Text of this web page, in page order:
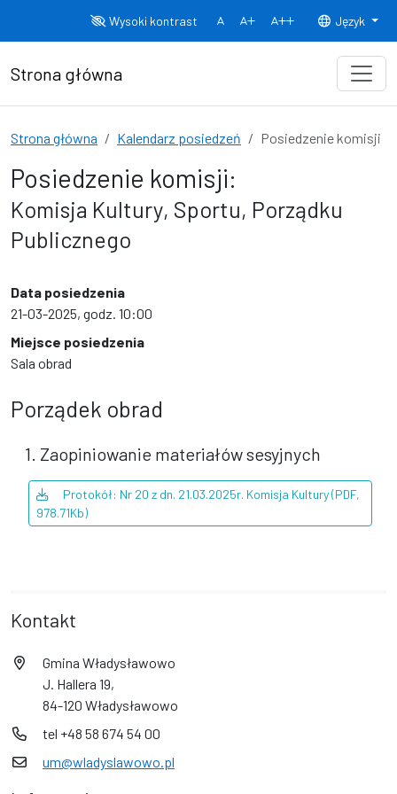
Wysoki kontrast
Normalny rozmiar czcionki
Rozmiar czcionki 150% Rozmiar
Język
Strona główna
Strona główna Kalendarz posiedzeń Posiedzenie komisji
Posiedzenie komisji:
Komisja Kultury, Sportu, Porządku
Publicznego
Data posiedzenia
21-03-2025, godz. 10:00
Miejsce posiedzenia
Sala obrad
Porządek obrad
1. Zaopiniowanie materiałów sesyjnych
Protokół: Nr 20 z dn. 21.03.2025r. Komisja Kultury (PDF,
978.71Kb)
Kontakt
Gmina Władysławowo
J. Hallera 19,
84-120 Władysławowo
tel +48 58 674 54 00
um@wladyslawowo.pl